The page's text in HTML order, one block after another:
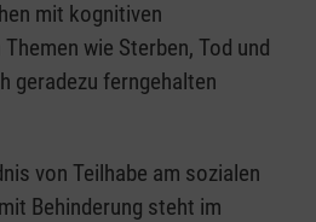
mit kognitiven
wie Sterben, Tod und
geradezu ferngehalten
von Teilhabe am sozialen
Behinderung steht im